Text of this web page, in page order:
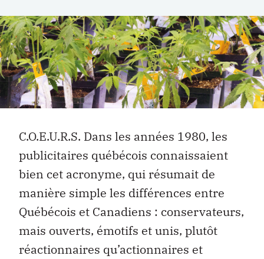
C.O.E.U.R.S. Dans les années 1980, les
publicitaires québécois connaissaient
bien cet acronyme, qui résumait de
manière simple les différences entre
Québécois et Canadiens : conservateurs,
mais ouverts, émotifs et unis, plutôt
réactionnaires qu’actionnaires et